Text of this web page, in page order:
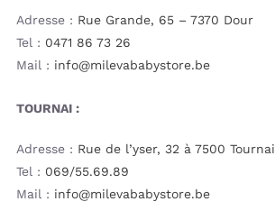
Adresse : Rue Grande, 65 – 7370 Dour
Tel : 0471 86 73 26
Mail : info@milevababystore.be
TOURNAI :
Adresse : Rue de l’yser, 32 à 7500 Tournai
Tel : 069/55.69.89
Mail : info@milevababystore.be